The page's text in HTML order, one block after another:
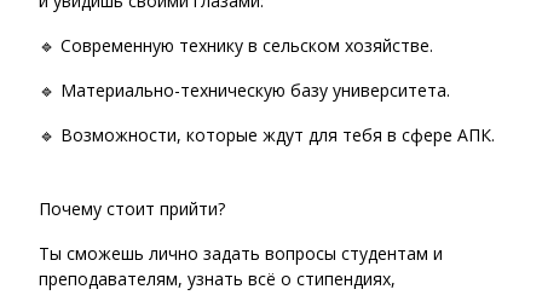
🔹 Современную технику в сельском хозяйстве.
🔹 Материально-техническую базу университета.
🔹 Возможности, которые ждут для тебя в сфере АПК.
Почему стоит прийти?
Ты сможешь лично задать вопросы студентам и
преподавателям, узнать всё о стипендиях,